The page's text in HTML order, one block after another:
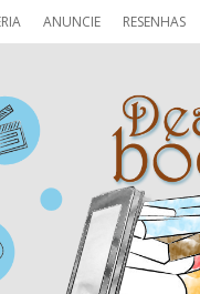
ANUNCIE RESENHAS